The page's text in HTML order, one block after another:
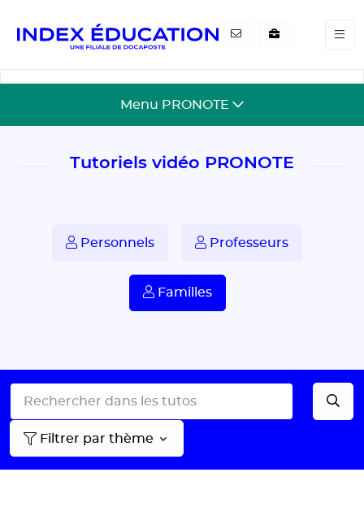
Menu PRONOTE
Tutoriels vidéo PRONOTE
Personnels Professeurs
Familles
Filtrer par thème